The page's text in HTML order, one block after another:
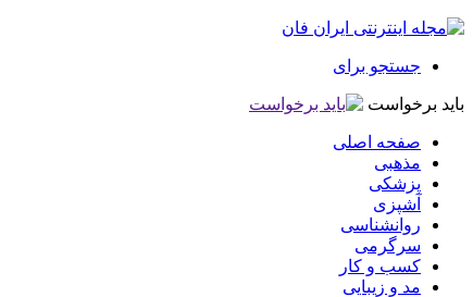
جستجو برای
باید برخواست
صفحه اصلی
مذهبی
پزشکی
آشپزی
روانشناسی
سرگرمی
کسب و کار
مد و زیبایی